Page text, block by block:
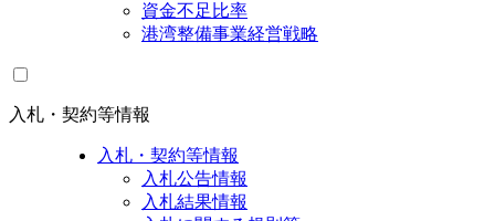
資金不足比率
港湾整備事業経営戦略
入札・契約等情報
入札・契約等情報
入札公告情報
入札結果情報